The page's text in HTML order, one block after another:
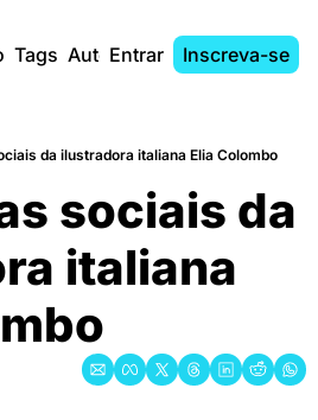
Tags AutoresEntrar Inscreva-se
da ilustradora italiana Elia Colombo
sociais da
italiana